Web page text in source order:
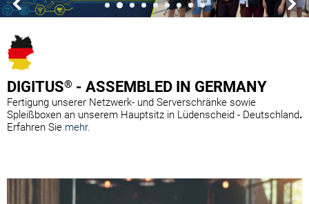
DIGITUS® - ASSEMBLED IN GERMANY
Fertigung unserer Netzwerk- und Serverschränke sowie
Spleißboxen an unserem Hauptsitz in Lüdenscheid - Deutschland.
Erfahren Sie mehr.